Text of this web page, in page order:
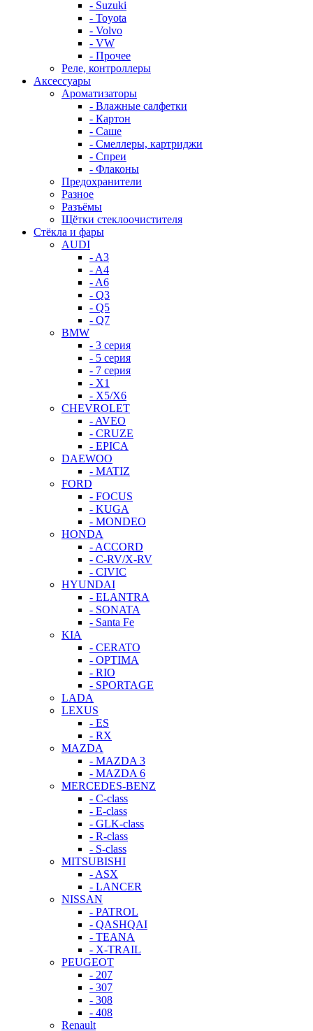
- Suzuki
- Toyota
- Volvo
- VW
- Прочее
Реле, контроллеры
Аксессуары
Ароматизаторы
- Влажные салфетки
- Картон
- Саше
- Смеллеры, картриджи
- Спреи
- Флаконы
Предохранители
Разное
Разъёмы
Щётки стеклоочистителя
Стёкла и фары
AUDI
- A3
- A4
- A6
- Q3
- Q5
- Q7
BMW
- 3 серия
- 5 серия
- 7 серия
- X1
- X5/X6
CHEVROLET
- AVEO
- CRUZE
- EPICA
DAEWOO
- MATIZ
FORD
- FOCUS
- KUGA
- MONDEO
HONDA
- ACCORD
- C-RV/X-RV
- CIVIC
HYUNDAI
- ELANTRA
- SONATA
- Santa Fe
KIA
- CERATO
- OPTIMA
- RIO
- SPORTAGE
LADA
LEXUS
- ES
- RX
MAZDA
- MAZDA 3
- MAZDA 6
MERCEDES-BENZ
- C-class
- E-class
- GLK-class
- R-class
- S-class
MITSUBISHI
- ASX
- LANCER
NISSAN
- PATROL
- QASHQAI
- TEANA
- X-TRAIL
PEUGEOT
- 207
- 307
- 308
- 408
Renault